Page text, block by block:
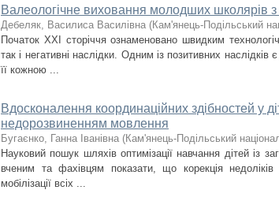
Валеологічне виховання молодших школярів
Дебеляк, Василиса Василівна (Кам'янець-Подільський
Початок ХХІ сторіччя ознаменовано швидким
так і негативні наслідки. Одним із позитивних
її кожною ...
Вдосконалення координаційних здібностей у
недорозвиненням мовлення
Бугаєнко, Ганна Іванівна (Кам'янець-Подільський
Науковий пошук шляхів оптимізації навчання дітей із
вченим та фахівцям показати, що корекція
мобілізації всіх ...